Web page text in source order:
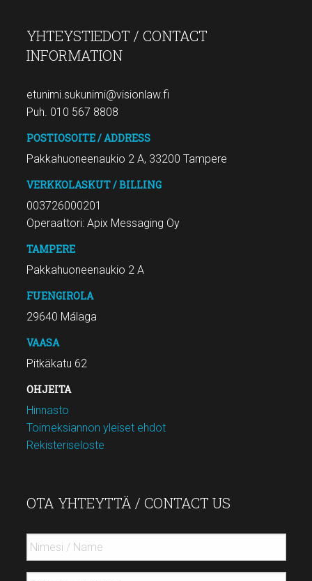
YHTEYSTIEDOT / CONTACT
INFORMATION
etunimi.sukunimi@visionlaw.fi
Puh. 010 567 8808
POSTIOSOITE / ADDRESS
Pakkahuoneenaukio 2 A, 33200 Tampere
VERKKOLASKUT / BILLING
003726000201
Operaattori: Apix Messaging Oy
TAMPERE
Pakkahuoneenaukio 2 A
FUENGIROLA
29640 Málaga
VAASA
Pitkäkatu 62
OHJEITA
Hinnasto
Toimeksiannon yleiset ehdot
Rekisteriseloste
OTA YHTEYTTÄ / CONTACT US